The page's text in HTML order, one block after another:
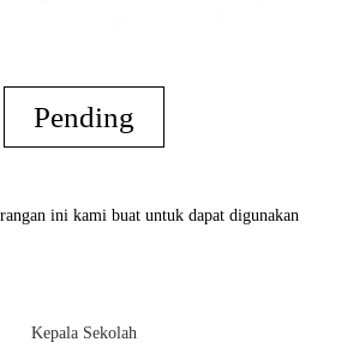
Pending
ini kami buat untuk dapat digunakan
Kepala Sekolah